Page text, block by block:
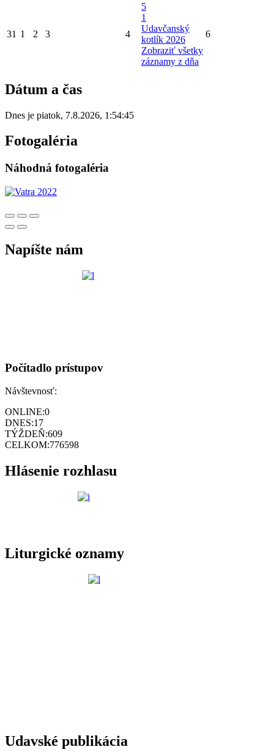
31 1 2 3 4
5
1
Udavčanský
kotlík 2026
Zobraziť všetky
záznamy z dňa
6
Dátum a čas
Dnes je piatok, 7.8.2026, 1:54:45
Fotogaléria
Náhodná fotogaléria
Napíšte nám
Počítadlo prístupov
Návštevnosť:
ONLINE:0
DNES:17
TÝŽDEŇ:609
CELKOM:776598
Hlásenie rozhlasu
Liturgické oznamy
Udavské publikácia